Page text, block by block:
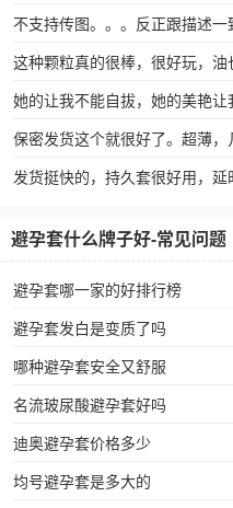
不支持传图。。。反正跟描述一
这种颗粒真的很棒，很好玩，油
她的让我不能自拔，她的美艳让
保密发货这个就很好了。超薄，
发货挺快的，持久套很好用，
避孕套什么牌子好-常见问题
避孕套哪一家的好排行榜
避孕套发白是变质了吗
哪种避孕套安全又舒服
名流玻尿酸避孕套好吗
迪奥避孕套价格多少
均号避孕套是多大的